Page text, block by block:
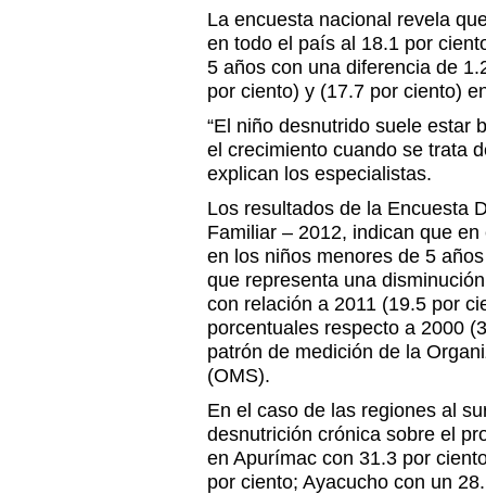
La encuesta nacional revela
en todo el país al 18.1 por
5 años con una diferencia de
por ciento) y (17.7 por ciento)
“El niño desnutrido suele estar
el crecimiento cuando se trata
explican los especialistas.
Los resultados de la Encuesta
Familiar – 2012, indican que
en los niños menores de 5
que representa una
con relación a 2011 (19.5 por
porcentuales respecto a 2000
patrón de medición de la
(OMS).
En el caso de las regiones al
desnutrición crónica sobre el
en Apurímac con 31.3 por
por ciento; Ayacucho con un